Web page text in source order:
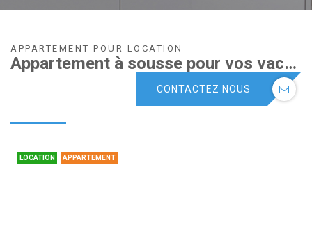
APPARTEMENT POUR LOCATION
Appartement à sousse pour vos vacances Estivale .
CONTACTEZ NOUS
LOCATION APPARTEMENT